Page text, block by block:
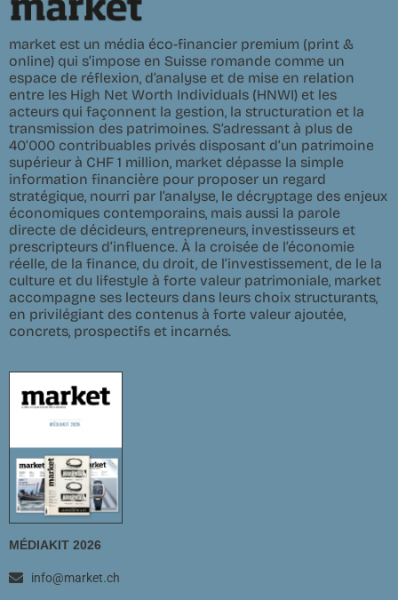
market est un média éco-financier premium (print &
online) qui s’impose en Suisse romande comme un
espace de réflexion, d’analyse et de mise en relation
entre les High Net Worth Individuals (HNWI) et les
acteurs qui façonnent la gestion, la structuration et la
transmission des patrimoines. S’adressant à plus de
40’000 contribuables privés disposant d’un patrimoine
supérieur à CHF 1 million, market dépasse la simple
information financière pour proposer un regard
stratégique, nourri par l’analyse, le décryptage des enjeux
économiques contemporains, mais aussi la parole
directe de décideurs, entrepreneurs, investisseurs et
prescripteurs d’influence. À la croisée de l’économie
réelle, de la finance, du droit, de l’investissement, de le la
culture et du lifestyle à forte valeur patrimoniale, market
accompagne ses lecteurs dans leurs choix structurants,
en privilégiant des contenus à forte valeur ajoutée,
concrets, prospectifs et incarnés.
MÉDIAKIT 2026
info@market.ch